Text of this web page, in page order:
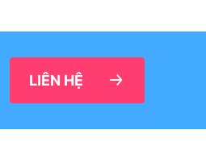
LIÊN HỆ